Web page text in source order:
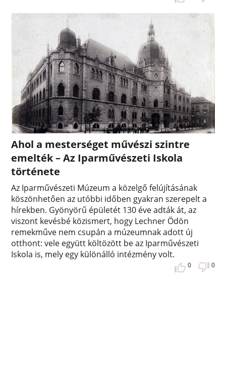
Ahol a mesterséget művészi szintre
emelték – Az Iparművészeti Iskola
története
Az Iparművészeti Múzeum a közelgő felújításának
köszönhetően az utóbbi időben gyakran szerepelt a
hírekben. Gyönyörű épületét 130 éve adták át, az
viszont kevésbé közismert, hogy Lechner Ödön
remekműve nem csupán a múzeumnak adott új
otthont: vele együtt költözött be az Iparművészeti
Iskola is, mely egy különálló intézmény volt.
0 0